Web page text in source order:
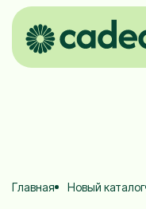
Главная Новый каталог